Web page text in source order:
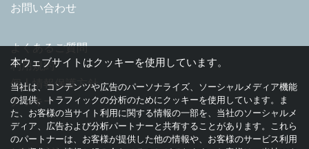
お問い合わせ
よくあるご質問
利用規約
個人情報保護方針
クッキー
本ウェブサイトはクッキーを使用しています。
当社は、コンテンツや広告のパーソナライズ、ソーシャルメディア機能
の提供、トラフィックの分析のためにクッキーを使用しています。ま
た、お客様の当サイト利用に関する情報の一部を、当社のソーシャルメ
ディア、広告および分析パートナーと共有することがあります。これら
のパートナーは、お客様が提供した他の情報や、お客様のサービス利用